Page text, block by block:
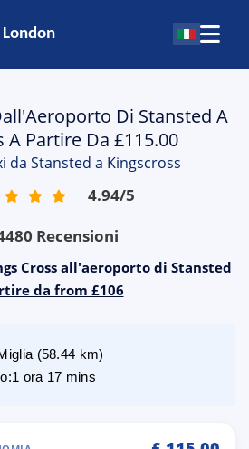
Di Stansted A
A Partire Da £115.00
da Stansted a Kingscross
4.94/5
Recensioni
Cross all'aeroporto di Stansted
da from £106
(58.44 km)
:1 ora 17 mins